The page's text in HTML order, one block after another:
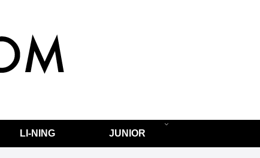
LI-NING JUNIOR